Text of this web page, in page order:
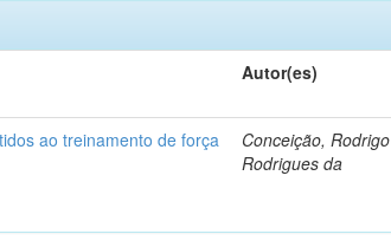
Autor(es)
ao treinamento de força
Conceição, Rodrigo
Rodrigues da